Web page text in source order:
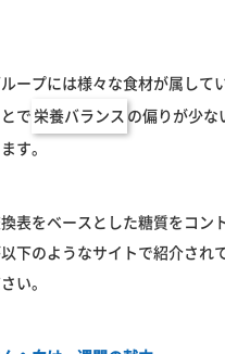
ープには様々な食材が属して
で 栄養バランス の偏りが少な
す。
表をベースとした糖質をコン
下のようなサイトで紹介され
い。